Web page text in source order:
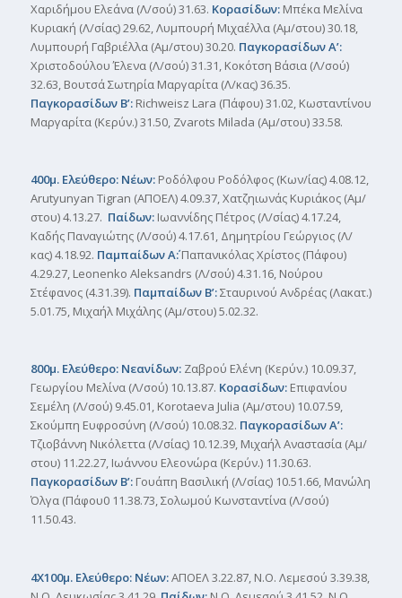
Χαριδήμου Ελεάνα (Λ/σού) 31.63. Κορασίδων:Μπέκα Μελίνα
Κυριακή (Λ/σίας) 29.62, Λυμπουρή Μιχαέλλα (Αμ/στου) 30.18,
Λυμπουρή Γαβριέλλα (Αμ/στου) 30.20. Παγκορασίδων Α’:
Χριστοδούλου Έλενα (Λ/σού) 31.31, Κοκότση Βάσια (Λ/σού)
32.63, Βουτσά Σωτηρία Μαργαρίτα (Λ/κας) 36.35.
Παγκορασίδων Β’:Richweisz Lara (Πάφου) 31.02, Κωσταντίνου
Μαργαρίτα (Κερύν.) 31.50, Zvarots Milada (Αμ/στου) 33.58.
400μ. Ελεύθερο: Νέων:Ροδόλφου Ροδόλφος (Κων/ίας) 4.08.12,
Arutyunyan Tigran (ΑΠΟΕΛ) 4.09.37, Χατζηιωνάς Κυριάκος (Αμ/
στου) 4.13.27. Παίδων:Ιωαννίδης Πέτρος (Λ/σίας) 4.17.24,
Καδής Παναγιώτης (Λ/σού) 4.17.61, Δημητρίου Γεώργιος (Λ/
κας) 4.18.92. Παμπαίδων Α΄:Παπανικόλας Χρίστος (Πάφου)
4.29.27, Leonenko Aleksandrs (Λ/σού) 4.31.16, Νούρου
Στέφανος (4.31.39). Παμπαίδων Β’:Σταυρινού Ανδρέας (Λακατ.)
5.01.75, Μιχαήλ Μιχάλης (Αμ/στου) 5.02.32.
800μ. Ελεύθερο: Νεανίδων:Ζαβρού Ελένη (Κερύν.) 10.09.37,
Γεωργίου Μελίνα (Λ/σού) 10.13.87. Κορασίδων:Επιφανίου
Σεμέλη (Λ/σού) 9.45.01, Korotaeva Julia (Αμ/στου) 10.07.59,
Σκούμπη Ευφροσύνη (Λ/σού) 10.08.32. Παγκορασίδων Α’:
Τζιοβάννη Νικόλεττα (Λ/σίας) 10.12.39, Μιχαήλ Αναστασία (Αμ/
στου) 11.22.27, Ιωάννου Ελεονώρα (Κερύν.) 11.30.63.
Παγκορασίδων Β’:Γουάπη Βασιλική (Λ/σίας) 10.51.66, Μανώλη
Όλγα (Πάφου0 11.38.73, Σολωμού Κωνσταντίνα (Λ/σού)
11.50.43.
4Χ100μ. Ελεύθερο: Νέων:ΑΠΟΕΛ 3.22.87, Ν.Ο. Λεμεσού 3.39.38,